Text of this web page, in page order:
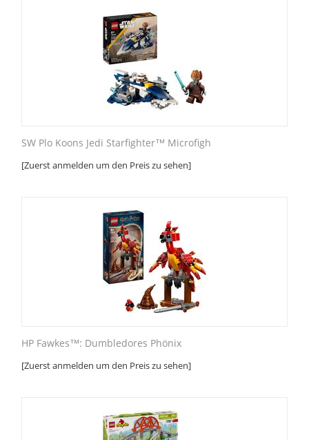
SW Plo Koons Jedi Starfighter™ Microfigh
[Zuerst anmelden um den Preis zu sehen]
HP Fawkes™: Dumbledores Phönix
[Zuerst anmelden um den Preis zu sehen]